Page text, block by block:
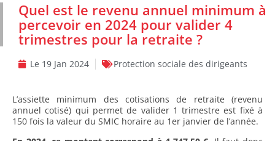
Quel est le revenu annuel minimum à
percevoir en 2024 pour valider 4
trimestres pour la retraite ?
Le 19 Jan 2024 Protection sociale des dirigeants
L’assiette minimum des cotisations de retraite (revenu
annuel cotisé) qui permet de valider 1 trimestre est fixé à
150 fois la valeur du SMIC horaire au 1er janvier de l’année.